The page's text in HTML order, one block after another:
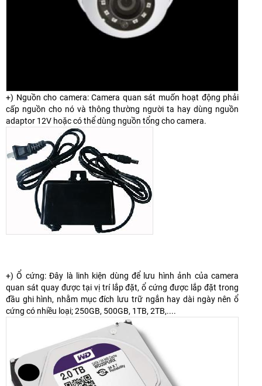
+) Nguồn cho camera: Camera quan sát muốn hoạt động phải
cấp nguồn cho nó và thông thường người ta hay dùng nguồn
adaptor 12V hoặc có thể dùng nguồn tổng cho camera.
+) Ổ cứng: Đây là linh kiện dùng để lưu hình ảnh của camera
quan sát quay được tại vị trí lắp đặt, ổ cứng được lắp đặt trong
đầu ghi hình, nhằm mục đích lưu trữ ngắn hay dài ngày nên ổ
cứng có nhiều loại; 250GB, 500GB, 1TB, 2TB,....